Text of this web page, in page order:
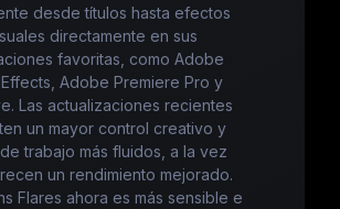
desde títulos hasta efectos
directamente en sus
favoritas, como Adobe
Adobe Premiere Pro y
Las actualizaciones recientes
un mayor control creativo y
trabajo más fluidos, a la vez
un rendimiento mejorado.
Flares ahora es más sensible e